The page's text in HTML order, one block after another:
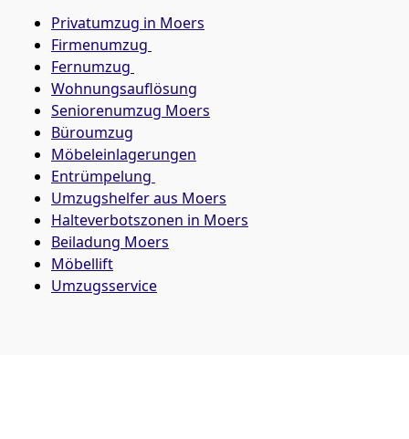
Privatumzug in Moers
Firmenumzug
Fernumzug
Wohnungsauflösung
Seniorenumzug Moers
Büroumzug
Möbeleinlagerungen
Entrümpelung
Umzugshelfer aus Moers
Halteverbotszonen in Moers
Beiladung Moers
Möbellift
Umzugsservice